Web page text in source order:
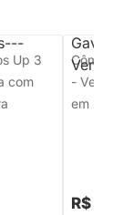
Up 3
com
- Verde
em
R$